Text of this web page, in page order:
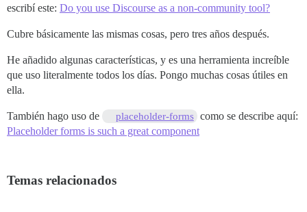
escribí este: Do you use Discourse as a non-community tool?
Cubre básicamente las mismas cosas, pero tres años después.
He añadido algunas características, y es una herramienta increíble
que uso literalmente todos los días. Pongo muchas cosas útiles en
ella.
También hago uso de placeholder-forms como se describe aquí:
Placeholder forms is such a great component
Temas relacionados